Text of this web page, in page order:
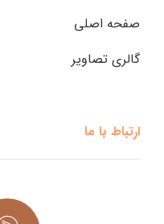
صفحه اصلی
گالری تصاویر
ارتباط با ما